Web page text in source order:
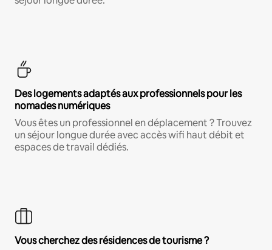
Des logements adaptés aux professionnels pour les
nomades numériques
Vous êtes un professionnel en déplacement ? Trouvez
un séjour longue durée avec accès wifi haut débit et
espaces de travail dédiés.
Vous cherchez des résidences de tourisme ?